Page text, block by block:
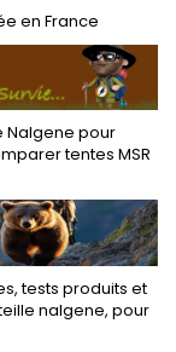
en France
Nalgene pour
tentes MSR
tests produits et
nalgene, pour